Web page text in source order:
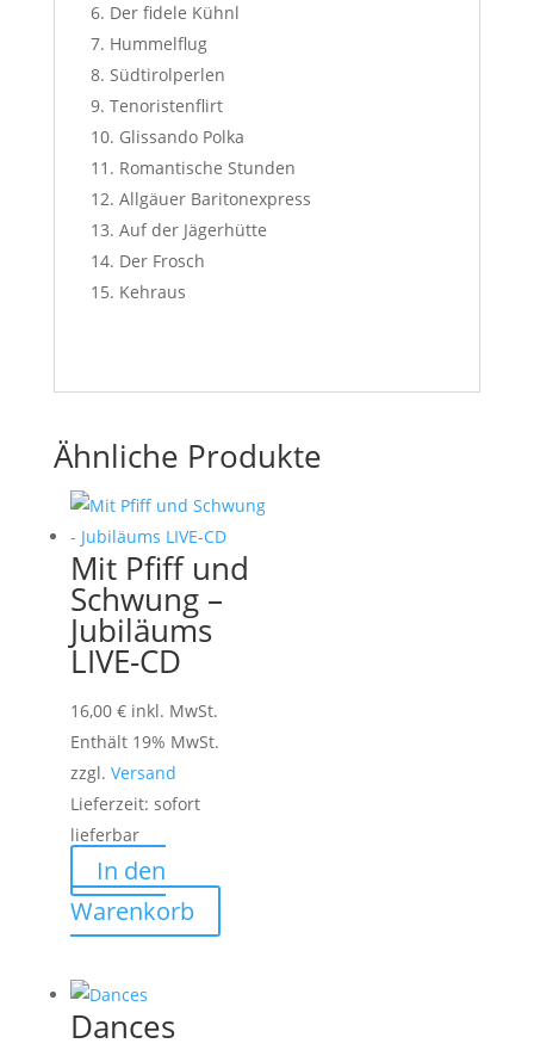
Der fidele Kühnl
Hummelflug
Südtirolperlen
Tenoristenflirt
Glissando Polka
Romantische Stunden
Allgäuer Baritonexpress
Auf der Jägerhütte
Der Frosch
Kehraus
Ähnliche Produkte
Mit Pfiff und
Schwung –
Jubiläums
LIVE-CD
16,00 € inkl. MwSt.
Enthält 19% MwSt.
zzgl. Versand
Lieferzeit: sofort
lieferbar
In den
Warenkorb
Dances